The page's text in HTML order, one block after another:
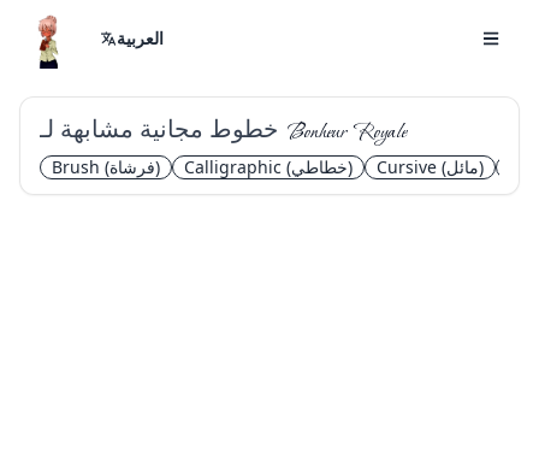
العربية
خطوط مجانية مشابهة لـ Bonheur Royale
Brush (فرشاة) Calligraphic (خطاطي) Cursive (مائل)